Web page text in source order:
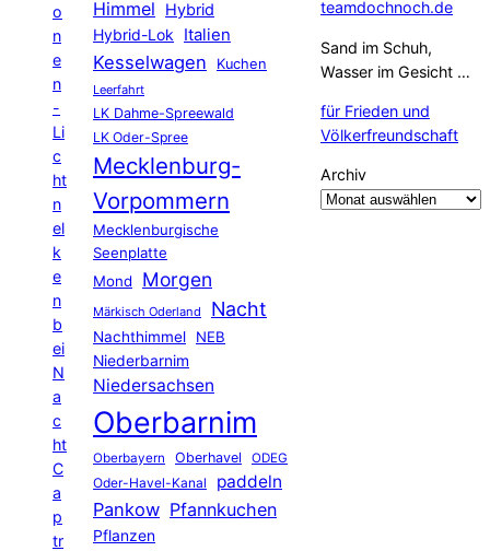
o
n
e
n
-
Li
c
ht
n
el
k
e
n
b
ei
N
a
c
ht
C
a
p
tr
Himmel Hybrid
Hybrid-Lok Italien
Kesselwagen Kuchen
Leerfahrt
LK Dahme-Spreewald
LK Oder-Spree
Mecklenburg-
Vorpommern
Mecklenburgische
Seenplatte
Mond
Morgen
Märkisch Oderland Nacht
Nachthimmel
NEB
Niederbarnim
Niedersachsen
Oberbarnim
Oberbayern Oberhavel ODEG
Oder-Havel-Kanal paddeln
Pankow Pfannkuchen
Pflanzen
teamdochnoch.de
Sand im Schuh,
Wasser im Gesicht …
für Frieden und
Völkerfreundschaft
Archiv